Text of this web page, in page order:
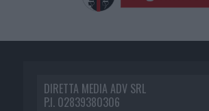
DIRETTA MEDIA ADV SRL
P.I. 02839380306